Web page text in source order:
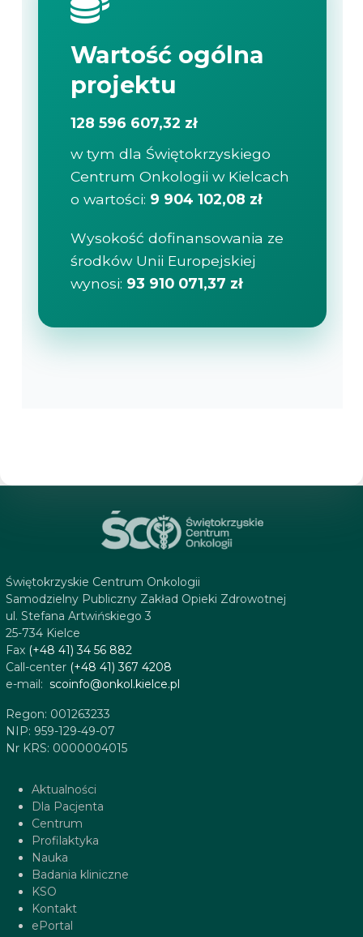
Wartość ogólna
projektu
128 596 607,32 zł
w tym dla Świętokrzyskiego
Centrum Onkologii w Kielcach
o wartości: 9 904 102,08 zł
Wysokość dofinansowania ze
środków Unii Europejskiej
wynosi: 93 910 071,37 zł
Świętokrzyskie Centrum Onkologii
Samodzielny Publiczny Zakład Opieki Zdrowotnej
ul. Stefana Artwińskiego 3
25-734 Kielce
Fax (+48 41) 34 56 882
Call-center (+48 41) 367 4208
e-mail: scoinfo@onkol.kielce.pl
Regon: 001263233
NIP: 959-129-49-07
Nr KRS: 0000004015
Aktualności
Dla Pacjenta
Centrum
Profilaktyka
Nauka
Badania kliniczne
KSO
Kontakt
ePortal